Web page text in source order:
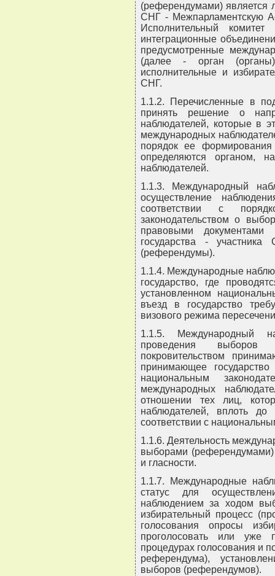
(референдумами) является
СНГ - Межпарламентскую
Исполнительный
интеграционные
предусмотренные
(далее - орган
исполнительные и
СНГ.
1.1.2. Перечисленные в
принять решение о
наблюдателей, которые в
международных
порядок ее формирования
определяются органом,
наблюдателей.
1.1.3. Международный
осуществление
соответствии с
законодательством о
правовыми документами
государства -
(референдумы).
1.1.4. Международные
государство, где
установленном
въезд в государство
визового режима
1.1.5. Международный
проведения выборов
покровительством
принимающее
национальным
международных
отношении тех лиц,
наблюдателей, вплоть до
соответствии с
1.1.6. Деятельность
выборами (референдумами)
и гласности.
1.1.7. Международные
статус для
наблюдением за ходом
избирательный процесс
голосования опросы
проголосовать или уже
процедурах голосования и
референдума),
выборов (референдумов).